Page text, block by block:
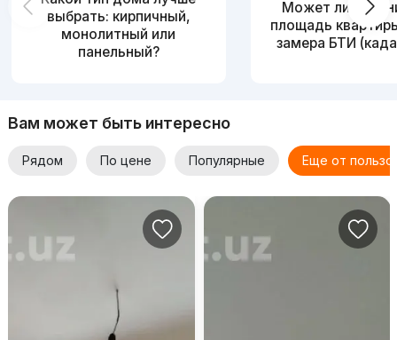
выбрать: кирпичный,
монолитный или
панельный?
Может ли
площадь
замера БТИ
Вам может быть интересно
Рядом По цене Популярные Еще от